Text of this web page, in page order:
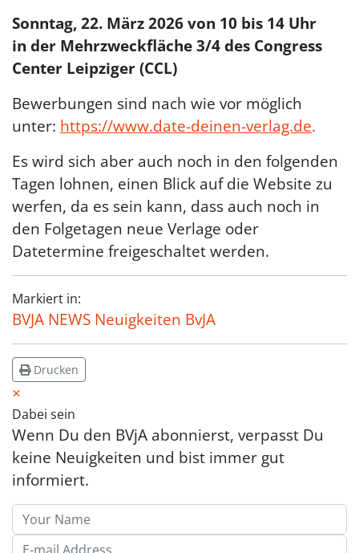
Sonntag, 22. März 2026 von 10 bis 14 Uhr
in der Mehrzweckfläche 3/4 des Congress
Center Leipziger (CCL)
Bewerbungen sind nach wie vor möglich
unter: https://www.date-deinen-verlag.de.
Es wird sich aber auch noch in den folgenden
Tagen lohnen, einen Blick auf die Website zu
werfen, da es sein kann, dass auch noch in
den Folgetagen neue Verlage oder
Datetermine freigeschaltet werden.
Markiert in:
BVJA NEWS Neuigkeiten BvJA
Drucken
×
Dabei sein
Wenn Du den BVjA abonnierst, verpasst Du
keine Neuigkeiten und bist immer gut
informiert.
Your Name
E-mail Address